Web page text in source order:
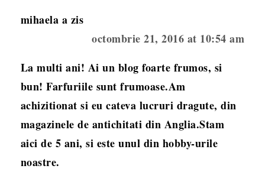
mihaela a zis
octombrie 21, 2016 at 10:54 am
La multi ani! Ai un blog foarte frumos, si
bun! Farfuriile sunt frumoase.Am
achizitionat si eu cateva lucruri dragute, din
magazinele de antichitati din Anglia.Stam
aici de 5 ani, si este unul din hobby-urile
noastre.